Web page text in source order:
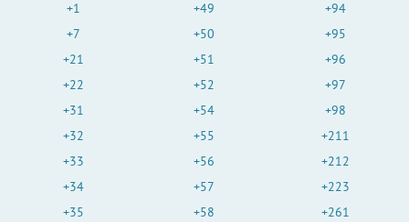
+1
+7
+21
+22
+31
+32
+33
+34
+35
+49
+50
+51
+52
+54
+55
+56
+57
+58
+94
+95
+96
+97
+98
+211
+212
+223
+261